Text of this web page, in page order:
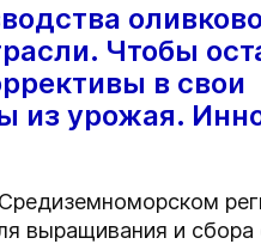
Чтобы
в свои
из урожая.
выращивания и сбора